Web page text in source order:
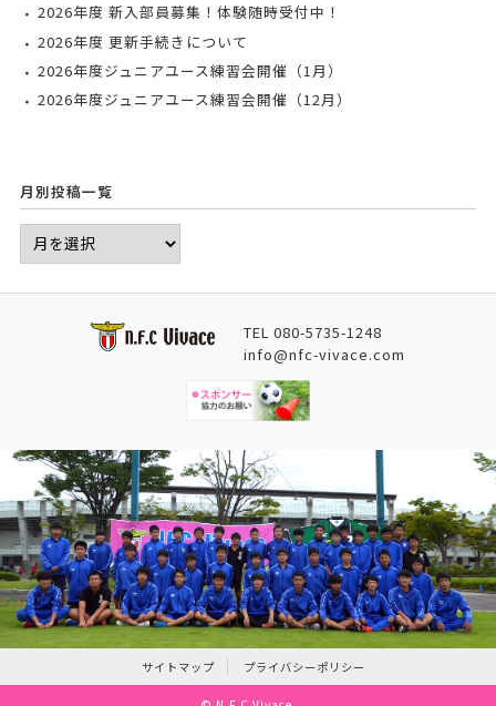
2026年度 新入部員募集！体験随時受付中！
2026年度 更新手続きについて
2026年度ジュニアユース練習会開催（1月）
2026年度ジュニアユース練習会開催（12月）
月別投稿一覧
TEL 080-5735-1248
info@nfc-vivace.com
サイトマップ プライバシーポリシー